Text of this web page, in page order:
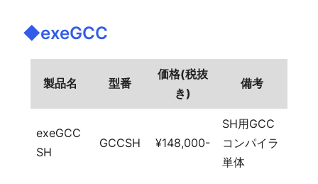
◆exeGCC
製品名 型番
価格(税抜
き)
備考
exeGCC
SH
GCCSH ¥148,000-
SH用GCC
コンパイラ
単体